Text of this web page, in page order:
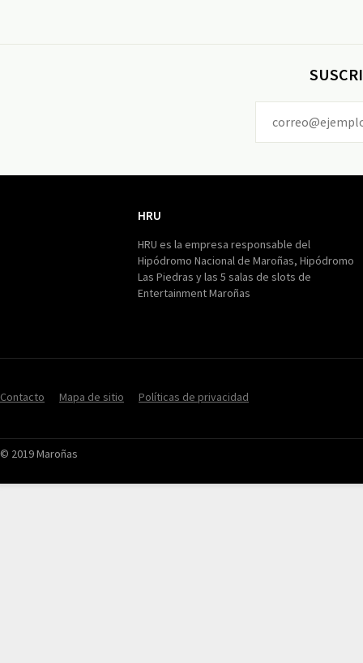
HRU
HRU es la empresa responsable del
Hipódromo Nacional de Maroñas, Hipódromo
Las Piedras y las 5 salas de slots de
Entertainment Maroñas
Contacto Mapa de sitio Políticas de privacidad
© 2019 Maroñas